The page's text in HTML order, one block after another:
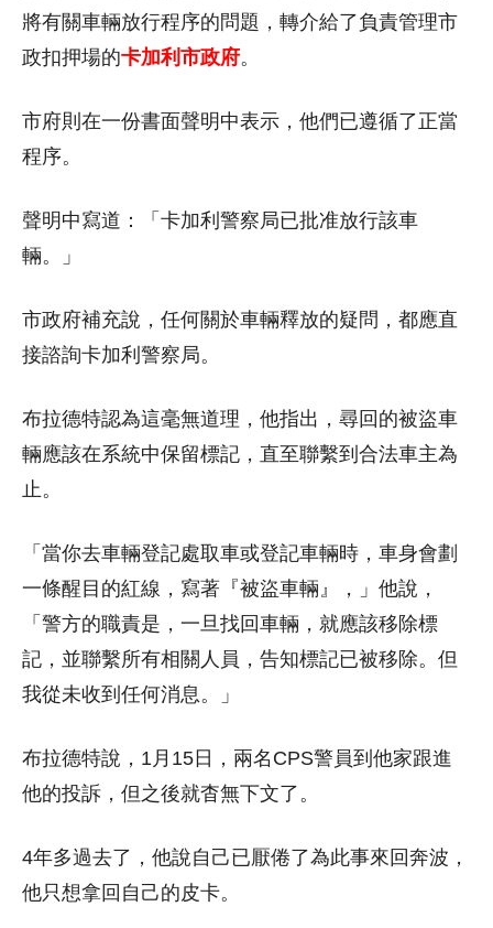
將有關車輛放行程序的問題，轉介給了負責管理市
政扣押場的卡加利市政府。
市府則在一份書面聲明中表示，他們已遵循了正當
程序。
聲明中寫道：「卡加利警察局已批准放行該車
輛。」
市政府補充說，任何關於車輛釋放的疑問，都應直
接諮詢卡加利警察局。
布拉德特認為這毫無道理，他指出，尋回的被盜車
輛應該在系統中保留標記，直至聯繫到合法車主為
止。
「當你去車輛登記處取車或登記車輛時，車身會劃
一條醒目的紅線，寫著『被盜車輛』，」他說，
「警方的職責是，一旦找回車輛，就應該移除標
記，並聯繫所有相關人員，告知標記已被移除。但
我從未收到任何消息。」
布拉德特說，1月15日，兩名CPS警員到他家跟進
他的投訴，但之後就杳無下文了。
4年多過去了，他說自己已厭倦了為此事來回奔波，
他只想拿回自己的皮卡。